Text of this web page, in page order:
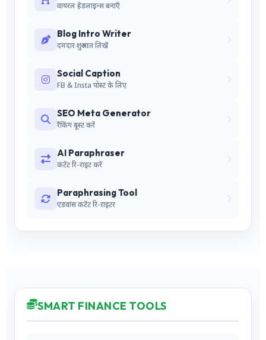
वायरल हेडलाइन्स बनाएँ
Blog Intro Writer
दमदार शुरुआत लिखें
Social Caption
FB & Insta पोस्ट के लिए
SEO Meta Generator
रैंकिंग बूस्ट करें
AI Paraphraser
कंटेंट रि-राइट करें
Paraphrasing Tool
एडवांस कंटेंट रि-राइटर
SMART FINANCE TOOLS